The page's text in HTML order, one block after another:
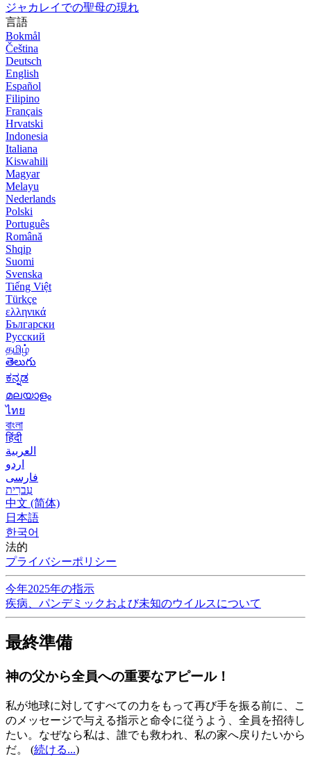
ジャカレイでの聖母の現れ
言語
Bokmål
Čeština
Deutsch
English
Español
Filipino
Français
Hrvatski
Indonesia
Italiana
Kiswahili
Magyar
Melayu
Nederlands
Polski
Português
Română
Shqip
Suomi
Svenska
Tiếng Việt
Türkçe
ελληνικά
Български
Русский
தமிழ்
తెలుగు
ಕನ್ನಡ
മലയാളം
ไทย
বাংলা
हिंदी
العربية
اردو
فارسی
עִברִית
中文 (简体)
日本語
한국어
法的
プライバシーポリシー
今年2025年の指示
疾病、パンデミックおよび未知のウイルスについて
最終準備
神の父から全員への重要なアピール！
私が地球に対してすべての力をもって再び手を振る前に、こ
のメッセージで与える指示と命令に従うよう、全員を招待し
たい。なぜなら私は、誰でも救われ、私の家へ戻りたいから
だ。
(続ける...)